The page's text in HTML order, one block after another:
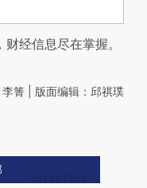
经信息尽在掌握。
箐 | 版面编辑：邱祺璞